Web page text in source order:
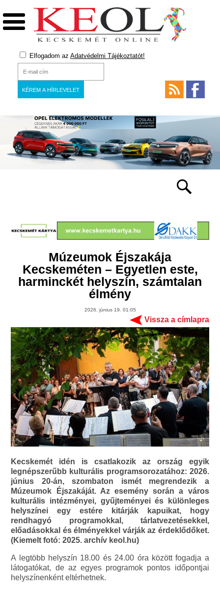
Elfogadom az Adatvédelmi Tájékoztatót!
Múzeumok Éjszakája
Kecskeméten – Egyetlen este,
harminckét helyszín, számtalan
élmény
2026. június 19. 01:05
Vissza a címlapra
Kecskemét idén is csatlakozik az ország egyik
legnépszerűbb kulturális programsorozatához: 2026.
június 20-án, szombaton ismét megrendezik a
Múzeumok Éjszakáját. Az esemény során a város
kulturális intézményei, gyűjteményei és különleges
helyszínei egy estére kitárják kapuikat, hogy
rendhagyó programokkal, tárlatvezetésekkel,
előadásokkal és élményekkel várják az érdeklődőket.
(Kiemelt fotó: 2025. archív keol.hu)
A legtöbb helyszín 18.00 és 24.00 óra között fogadja a
látogatókat, de az egyes programok pontos időpontjai
helyszínenként eltérhetnek.